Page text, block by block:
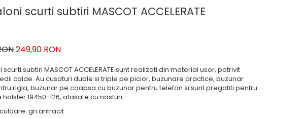
scurti subtiri MASCOT ACCELERATE
249,90 RON
scurti subtiri MASCOT ACCELERATE sunt realizati din material usor, potrivit
calde. Au cusaturi duble si triple pe picior, buzunare practice, buzunar
rigla, buzunar pe coapsa cu buzunar pentru telefon si sunt pregatiti pentru
19450-126, atasate cu nasturi.
: gri antracit